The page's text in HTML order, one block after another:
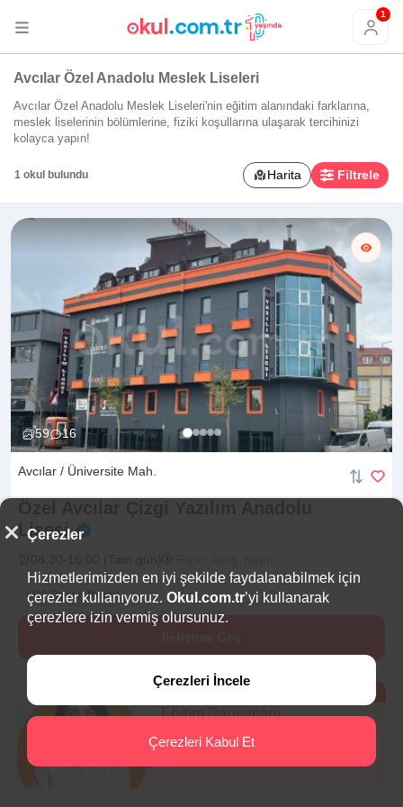
1
Avcılar Özel Anadolu Meslek Liseleri
Avcılar Özel Anadolu Meslek Liseleri'nin eğitim alanındaki farklarına,
meslek liselerinin bölümlerine, fiziki koşullarına ulaşarak tercihinizi
kolayca yapın!
1 okul bulundu Harita Filtrele
59 16
Avcılar / Üniversite Mah.
Lisesi
LGS Başarı Bursu
Eğitim Danışmanı
Sana en uygun
Çerezler
Hizmetlerimizden en iyi şekilde faydalanabilmek için
çerezler kullanıyoruz. Okul.com.tr’yi kullanarak
çerezlere izin vermiş olursunuz.
Çerezleri İncele
Çerezleri Kabul Et